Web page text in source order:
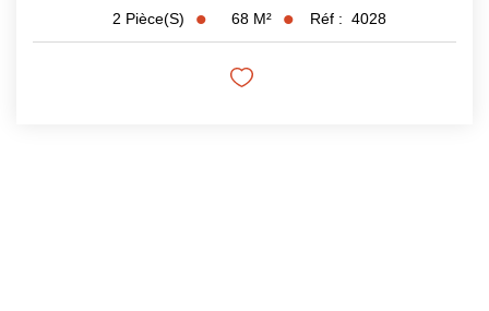
2 Pièce(s) 68 M² Réf : 4028